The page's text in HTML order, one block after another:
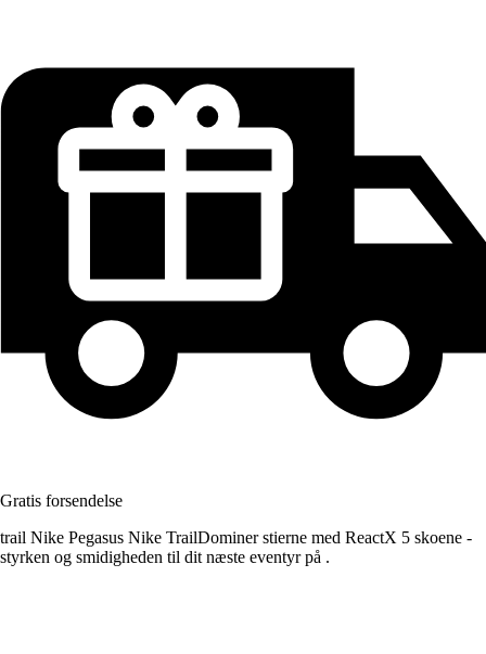
Gratis forsendelse
trail Nike Pegasus Nike TrailDominer stierne med ReactX 5 skoene -
styrken og smidigheden til dit næste eventyr på .